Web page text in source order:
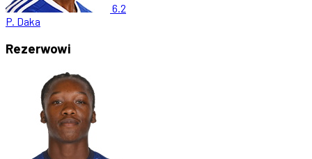
6.2
P. Daka
Rezerwowi